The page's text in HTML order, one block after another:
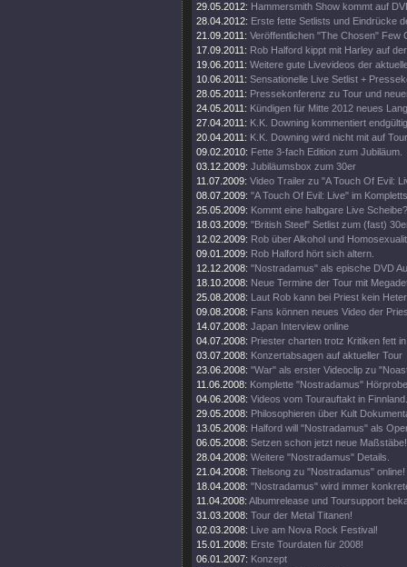
29.05.2012: Hammersmith Show kommt auf
28.04.2012: Erste fette Setlists und Eindrücke
21.09.2011: Veröffentlichen "The Chosen" Few
17.09.2011: Rob Halford kippt mit Harley auf
19.06.2011: Weitere gute Livevideos der
10.06.2011: Sensationelle Live Setlist +
28.05.2011: Pressekonferenz zu Tour und
24.05.2011: Kündigen für Mitte 2012 neues
27.04.2011: K.K. Downing kommentiert
20.04.2011: K.K. Downing wird nicht mit auf
09.02.2010: Fette 3-fach Edition zum Jubiläum.
03.12.2009: Jubiläumsbox zum 30er
11.07.2009: Video Trailer zu "A Touch Of Evil:
08.07.2009: "A Touch Of Evil: Live" im
25.05.2009: Kommt eine halbgare Live Scheibe?
18.03.2009: "British Steel" Setlist zum (fast)
12.02.2009: Rob über Alkohol und
09.01.2009: Rob Halford hört sich altern.
12.12.2008: "Nostradamus" als epische DVD
18.10.2008: Neue Termine der Tour mit
25.08.2008: Laut Rob kann bei Priest kein
09.08.2008: Fans können neues Video der
14.07.2008: Japan Interview online
04.07.2008: Priester charten trotz Kritiken fett
03.07.2008: Konzertabsagen auf aktueller Tour
23.06.2008: "War" als erster Videoclip zu
11.06.2008: Komplette "Nostradamus"
04.06.2008: Videos vom Tourauftakt in Finnland.
29.05.2008: Philosophieren über Kult
13.05.2008: Halford will "Nostradamus" als
06.05.2008: Setzen schon jetzt neue Maßstäbe!
28.04.2008: Weitere "Nostradamus" Details.
21.04.2008: Titelsong zu "Nostradamus" online!
18.04.2008: "Nostradamus" wird immer
11.04.2008: Albumrelease und Toursupport
31.03.2008: Tour der Metal Titanen!
02.03.2008: Live am Nova Rock Festival!
15.01.2008: Erste Tourdaten für 2008!
06.01.2007: Konzept